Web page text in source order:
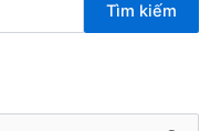
Tìm kiếm